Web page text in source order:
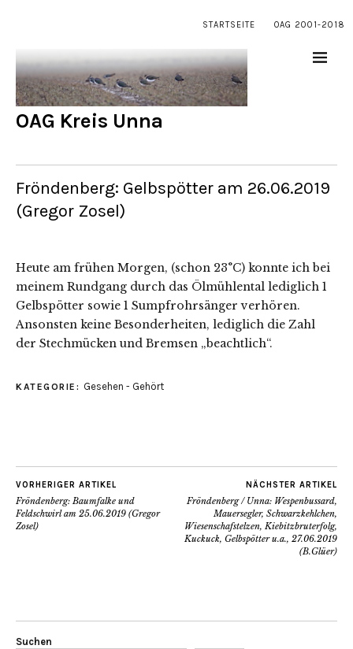
STARTSEITE OAG 2001-2018
OAG Kreis Unna
Fröndenberg: Gelbspötter am 26.06.2019
(Gregor Zosel)
Heute am frühen Morgen, (schon 23°C) konnte ich bei
meinem Rundgang durch das Ölmühlental lediglich 1
Gelbspötter sowie 1 Sumpfrohrsänger verhören.
Ansonsten keine Besonderheiten, lediglich die Zahl
der Stechmücken und Bremsen „beachtlich“.
KATEGORIE: Gesehen - Gehört
VORHERIGER ARTIKEL
Fröndenberg: Baumfalke und
Feldschwirl am 25.06.2019 (Gregor
Zosel)
NÄCHSTER ARTIKEL
Fröndenberg / Unna: Wespenbussard,
Mauersegler, Schwarzkehlchen,
Wiesenschafstelzen, Kiebitzbruterfolg,
Kuckuck, Gelbspötter u.a., 27.06.2019
(B.Glüer)
Suchen